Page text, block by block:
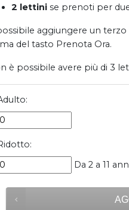
2 lettini se prenoti per
aggiungere un
del tasto Prenota Ora.
è possibile avere più di 3
Da 2 a 11